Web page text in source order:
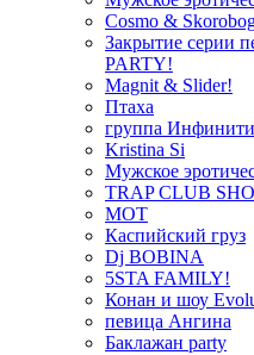
Cosmo &
Закрытие серии
PARTY!
Magnit & Slider!
Птаха
группа Инфинити
Kristina Si
Мужское
TRAP CLUB
МОТ
Каспийский груз
Dj BOBINA
5STA FAMILY!
Конан и шоу
певица Ангина
Баклажан party